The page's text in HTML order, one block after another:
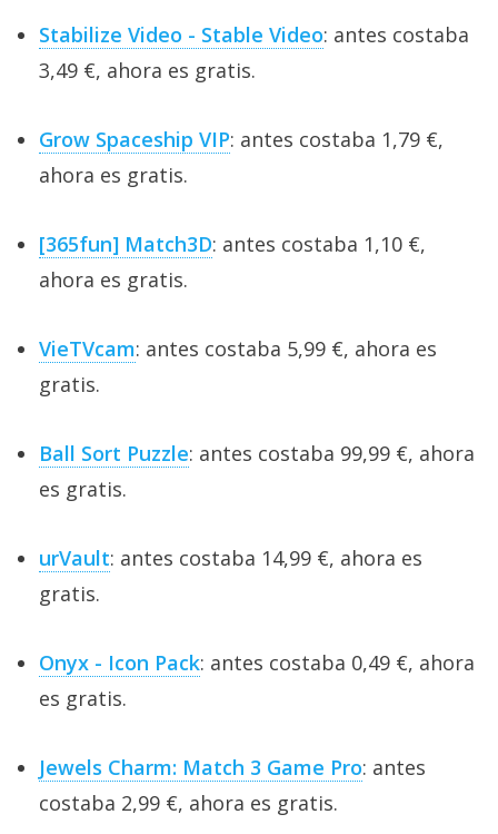
Stabilize Video - Stable Video: antes costaba
3,49 €, ahora es gratis.
Grow Spaceship VIP: antes costaba 1,79 €,
ahora es gratis.
[365fun] Match3D: antes costaba 1,10 €,
ahora es gratis.
VieTVcam: antes costaba 5,99 €, ahora es
gratis.
Ball Sort Puzzle: antes costaba 99,99 €, ahora
es gratis.
urVault: antes costaba 14,99 €, ahora es
gratis.
Onyx - Icon Pack: antes costaba 0,49 €, ahora
es gratis.
Jewels Charm: Match 3 Game Pro: antes
costaba 2,99 €, ahora es gratis.